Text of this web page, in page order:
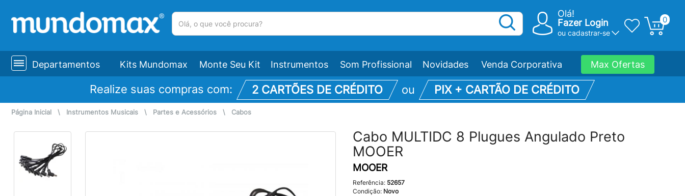
Olá!
Fazer Login
ou cadastrar-se
0
Departamentos Kits Mundomax Monte Seu Kit Instrumentos Som Profissional Novidades Venda Corporativa Max Ofertas
Realize suas compras com: 2 CARTÕES DE CRÉDITO ou PIX + CARTÃO DE CRÉDITO
Página Inicial \ Instrumentos Musicais \ Partes e Acessórios \ Cabos
Cabo MULTIDC 8 Plugues Angulado Preto
MOOER
MOOER
Referência: 52657
Condição: Novo